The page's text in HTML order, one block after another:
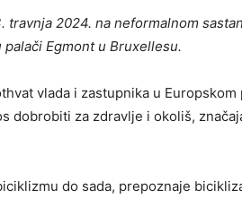
2024. na neformalnom
Egmont u Bruxellesu.
vlada i zastupnika u
dobrobiti za zdravlje i okoliš,
do sada, prepoznaje